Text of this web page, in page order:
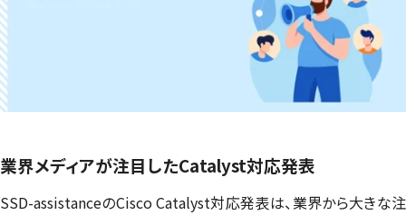
業界メディアが注目したCatalyst対応発表
SSD-assistanceのCisco Catalyst対応発表は、業界から大きな注